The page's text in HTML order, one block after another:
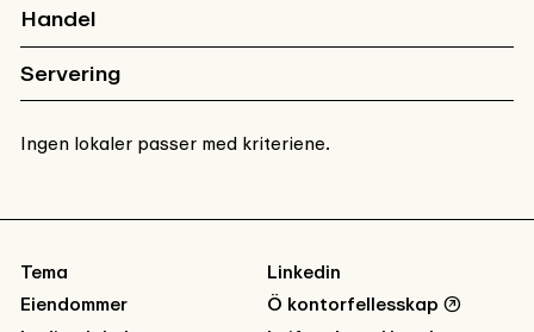
Handel
Servering
Ingen lokaler passer med kriteriene.
Tema
Eiendommer
Linkedin
Ö kontorfellesskap ↗